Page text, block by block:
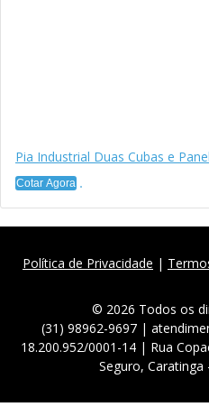
Pia Industrial Duas Cubas e
Cotar Agora
Política de Privacidade |
© 2026 Todos os
(31) 98962-9697 |
18.200.952/0001-14 | Rua
Seguro, Caratinga